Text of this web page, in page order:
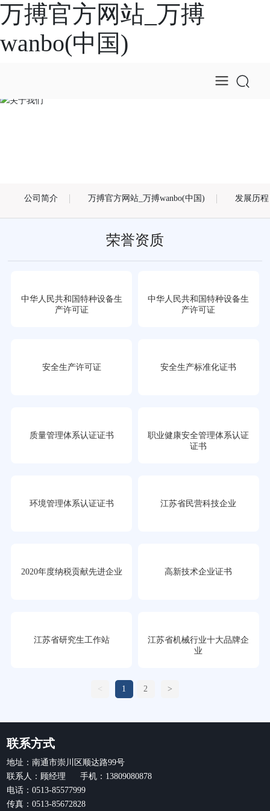
万搏官方网站_万搏
wanbo(中国)
公司简介 万搏官方网站_万搏wanbo(中国) 发展历程
荣誉资质
中华人民共和国特种设备生
产许可证
中华人民共和国特种设备生
产许可证
安全生产许可证 安全生产标准化证书
质量管理体系认证证书
职业健康安全管理体系认证
证书
环境管理体系认证证书 江苏省民营科技企业
2020年度纳税贡献先进企业 高新技术企业证书
江苏省研究生工作站
江苏省机械行业十大品牌企
业
< 1 2 >
联系方式
地址：南通市崇川区顺达路99号
联系人：顾经理 手机：13809080878
电话：0513-85577999
传真：0513-85672828